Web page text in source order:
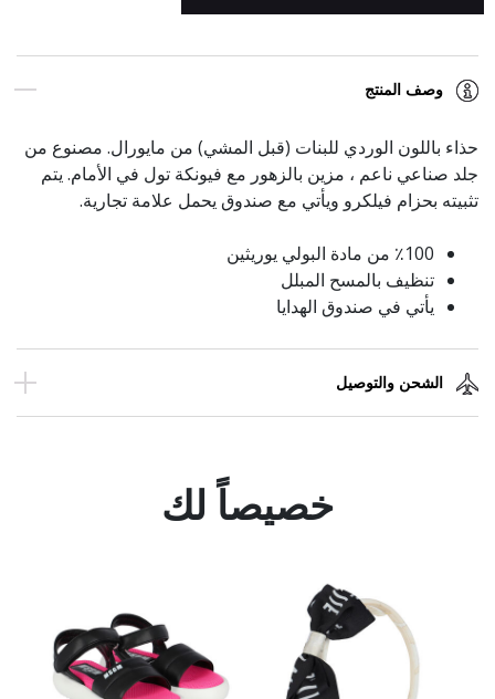
وصف المنتج
حذاء باللون الوردي للبنات (قبل المشي) من مايورال. مصنوع من
جلد صناعي ناعم ، مزين بالزهور مع فيونكة تول في الأمام. يتم
تثبيته بحزام فيلكرو ويأتي مع صندوق يحمل علامة تجارية.
٪100 من مادة البولي يوريثين
تنظيف بالمسح المبلل
يأتي في صندوق الهدايا
الشحن والتوصيل
خصيصاً لك